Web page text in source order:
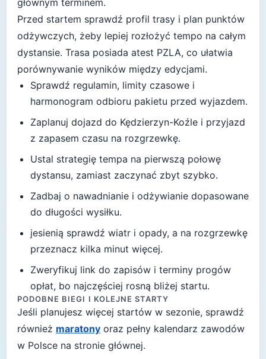
głównym terminem.
Przed startem sprawdź profil trasy i plan punktów
odżywczych, żeby lepiej rozłożyć tempo na całym
dystansie. Trasa posiada atest PZLA, co ułatwia
porównywanie wyników między edycjami.
Sprawdź regulamin, limity czasowe i
harmonogram odbioru pakietu przed wyjazdem.
Zaplanuj dojazd do Kędzierzyn-Koźle i przyjazd
z zapasem czasu na rozgrzewkę.
Ustal strategię tempa na pierwszą połowę
dystansu, zamiast zaczynać zbyt szybko.
Zadbaj o nawadnianie i odżywianie dopasowane
do długości wysiłku.
jesienią sprawdź wiatr i opady, a na rozgrzewkę
przeznacz kilka minut więcej.
Zweryfikuj link do zapisów i terminy progów
opłat, bo najczęściej rosną bliżej startu.
PODOBNE BIEGI I KOLEJNE STARTY
Jeśli planujesz więcej startów w sezonie, sprawdź
również maratony oraz pełny kalendarz zawodów
w Polsce na stronie głównej.